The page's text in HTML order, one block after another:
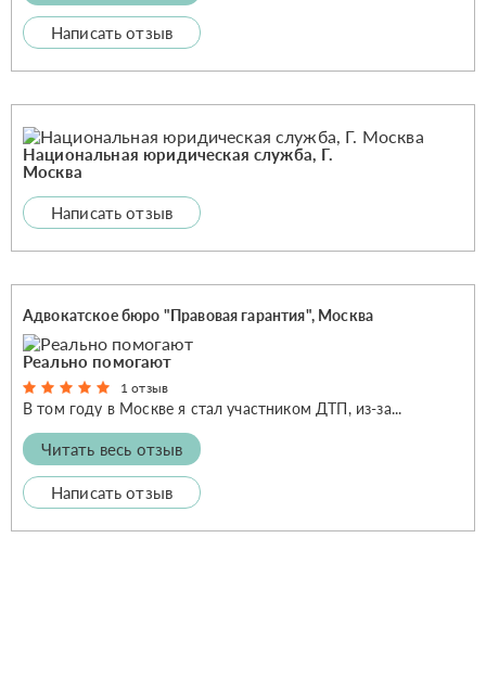
Написать отзыв
Национальная юридическая служба, Г.
Москва
Написать отзыв
Адвокатское бюро "Правовая гарантия", Москва
Реально помогают
1 отзыв
В том году в Москве я стал участником ДТП, из-за...
Читать весь отзыв
Написать отзыв